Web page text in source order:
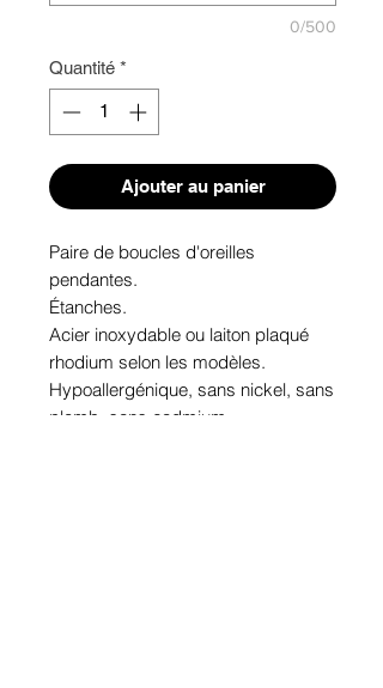
0/500
Quantité *
Ajouter au panier
Paire de boucles d'oreilles
pendantes.
Étanches.
Acier inoxydable ou laiton plaqué
rhodium selon les modèles.
Hypoallergénique, sans nickel, sans
plomb, sans cadmium.